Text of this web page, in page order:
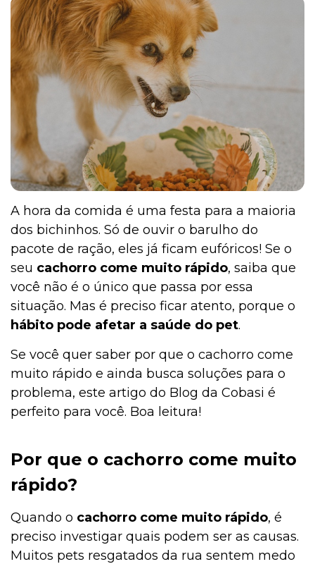
Filhotes
Higiene
Saúde
A hora da comida é uma festa para a maioria
dos bichinhos. Só de ouvir o barulho do
pacote de ração, eles já ficam eufóricos! Se o
seu cachorro come muito rápido, saiba que
você não é o único que passa por essa
situação. Mas é preciso ficar atento, porque o
hábito pode afetar a saúde do pet.
Se você quer saber por que o cachorro come
muito rápido e ainda busca soluções para o
problema, este artigo do Blog da Cobasi é
perfeito para você. Boa leitura!
Por que o cachorro come muito
rápido?
Quando o cachorro come muito rápido, é
preciso investigar quais podem ser as causas.
Muitos pets resgatados da rua sentem medo